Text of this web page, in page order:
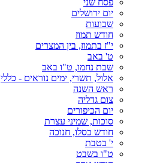
פסח שני
יום ירושלים
שבועות
חודש תמוז
י"ז בתמוז, בין המצרים
ט' באב
שבת נחמו, ט"ו באב
אלול, תשרי, ימים נוראים - כללי
ראש השנה
צום גדליה
יום הכיפורים
סוכות, שמיני עצרת
חודש כסלו, חנוכה
י' בטבת
ט"ו בשבט